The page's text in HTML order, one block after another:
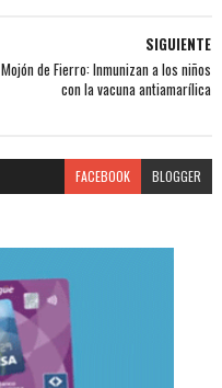
SIGUIENTE
Mojón de Fierro: Inmunizan a los niños
con la vacuna antiamarílica
FACEBOOK BLOGGER